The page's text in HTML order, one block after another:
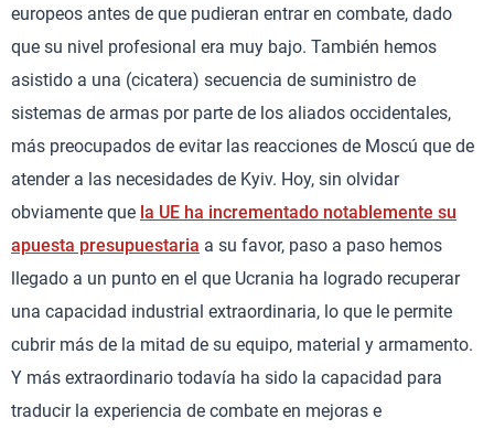
europeos antes de que pudieran entrar en combate, dado
que su nivel profesional era muy bajo. También hemos
asistido a una (cicatera) secuencia de suministro de
sistemas de armas por parte de los aliados occidentales,
más preocupados de evitar las reacciones de Moscú que de
atender a las necesidades de Kyiv. Hoy, sin olvidar
obviamente que la UE ha incrementado notablemente su
apuesta presupuestaria a su favor, paso a paso hemos
llegado a un punto en el que Ucrania ha logrado recuperar
una capacidad industrial extraordinaria, lo que le permite
cubrir más de la mitad de su equipo, material y armamento.
Y más extraordinario todavía ha sido la capacidad para
traducir la experiencia de combate en mejoras e